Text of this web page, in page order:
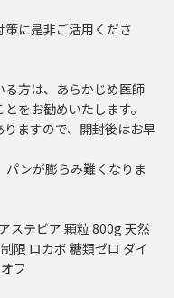
に是非ご活用くださ
方は、あらかじめ医師
をお勧めいたします。
ますので、開封後はお早
ンが膨らみ難くなりま
ステビア 顆粒 800g 天然
限 ロカボ 糖類ゼロ ダイ
フ